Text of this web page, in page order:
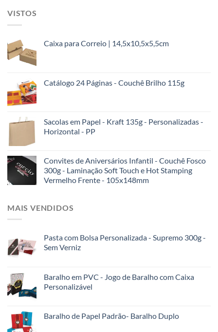
VISTOS
Caixa para Correio | 14,5x10,5x5,5cm
Catálogo 24 Páginas - Couchê Brilho 115g
Sacolas em Papel - Kraft 135g - Personalizadas -
Horizontal - PP
Convites de Aniversários Infantil - Couchê Fosco
300g - Laminação Soft Touch e Hot Stamping
Vermelho Frente - 105x148mm
MAIS VENDIDOS
Pasta com Bolsa Personalizada - Supremo 300g -
Sem Verniz
Baralho em PVC - Jogo de Baralho com Caixa
Personalizável
Baralho de Papel Padrão- Baralho Duplo